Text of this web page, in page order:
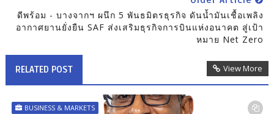
ดีพร้อม - บางจากฯ ผนึก 5 พันธมิตรธุรกิจ ดันน้ำมันเชื้อเพลิง
อากาศยานยั่งยืน SAF ส่งเสริมธุรกิจการบินแห่งอนาคต สู่เป้า
หมาย Net Zero
RELATED POST View More
BUSINESS & MARKETS